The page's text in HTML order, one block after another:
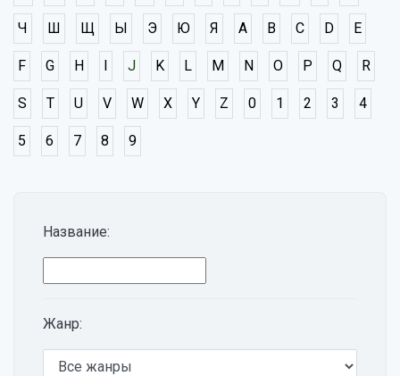
Название:
Жанр:
Ч Ш Щ Ы Э Ю Я A B C D E
F G H I J K L M N O P Q R
S T U V W X Y Z 0 1 2 3 4
5 6 7 8 9